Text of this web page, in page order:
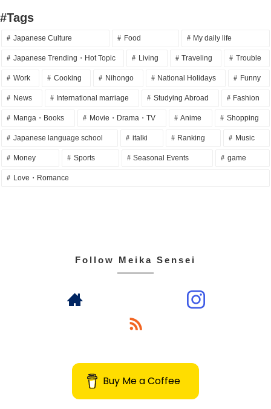
#Tags
Japanese Culture Food My daily life
Japanese Trending・Hot Topic Living Traveling Trouble
Work Cooking Nihongo National Holidays Funny
News International marriage Studying Abroad Fashion
Manga・Books Movie・Drama・TV Anime Shopping
Japanese language school italki Ranking Music
Money Sports Seasonal Events game
Love・Romance
Follow Meika Sensei
Buy Me a Coffee